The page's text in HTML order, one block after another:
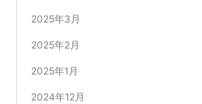
2025年3月
2025年2月
2025年1月
2024年12月